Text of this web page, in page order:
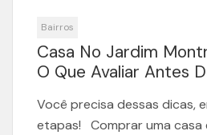
Bairros
Casa No Jardim
O Que Avaliar Antes
Você precisa dessas dicas,
etapas! Comprar uma casa